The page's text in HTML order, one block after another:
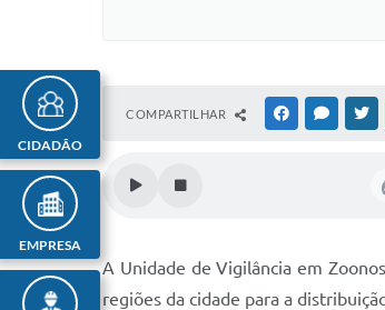
CIDADÃO
EMPRESA
COMPARTILHAR FACEBOOK
A Unidade de Vigilância em
regiões da cidade para a